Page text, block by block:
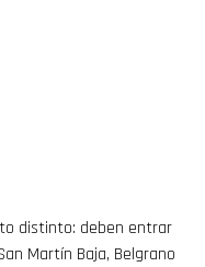
distinto: deben entrar
Martín Baja, Belgrano